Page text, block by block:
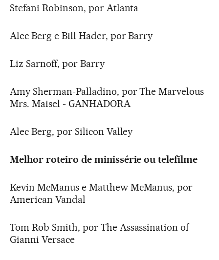
Stefani Robinson, por Atlanta
Alec Berg e Bill Hader, por Barry
Liz Sarnoff, por Barry
Amy Sherman-Palladino, por The Marvelous
Mrs. Maisel - GANHADORA
Alec Berg, por Silicon Valley
Melhor roteiro de minissérie ou telefilme
Kevin McManus e Matthew McManus, por
American Vandal
Tom Rob Smith, por The Assassination of
Gianni Versace